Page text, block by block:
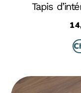
Tapis